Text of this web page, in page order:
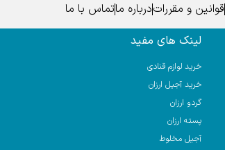
قوانین و مقرراتدرباره ماتماس با ما
لینک های مفید
خرید لوازم قنادی
خرید آجیل ارزان
گردو ارزان
پسته ارزان
آجیل مخلوط